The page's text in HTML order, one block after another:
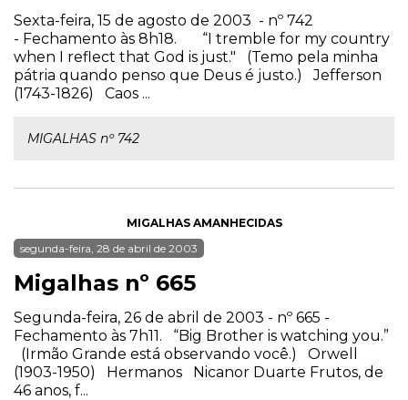
Sexta-feira, 15 de agosto de 2003 - nº 742
- Fechamento às 8h18. “I tremble for my country
when I reflect that God is just." (Temo pela minha
pátria quando penso que Deus é justo.) Jefferson
(1743-1826) Caos ...
MIGALHAS nº 742
MIGALHAS AMANHECIDAS
segunda-feira, 28 de abril de 2003
Migalhas nº 665
Segunda-feira, 26 de abril de 2003 - nº 665 -
Fechamento às 7h11. “Big Brother is watching you.”
(Irmão Grande está observando você.) Orwell
(1903-1950) Hermanos Nicanor Duarte Frutos, de
46 anos, f...